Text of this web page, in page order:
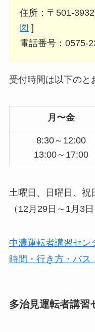
住所：〒501-
図 ]
電話番号：0575-
受付時間は以下のと
月〜金
8:30～12:00
13:00～17:00
土曜日、日曜日、
（12月29日～1月3
中濃運転者講習セン
時間・行き方・バス
多治見運転者講習